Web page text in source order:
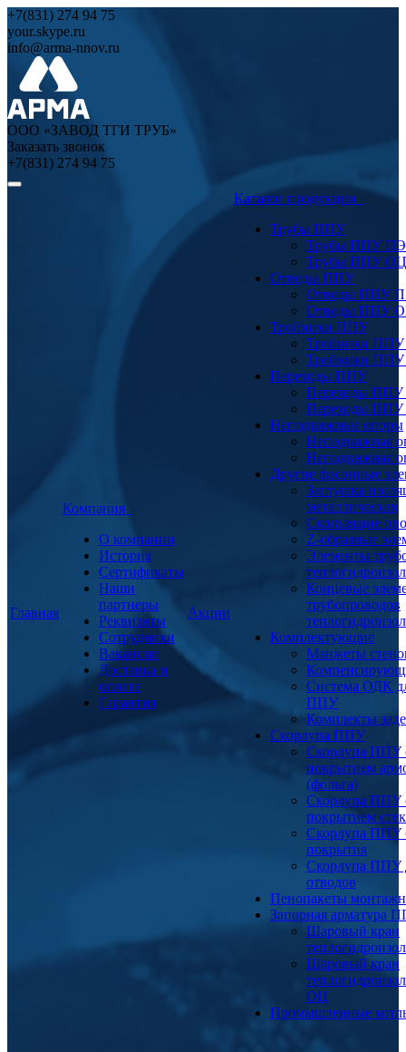
+7(831) 274 94 75
your.skype.ru
info@arma-nnov.ru
ООО «ЗАВОД ТГИ ТРУБ»
Заказать звонок
+7(831) 274 94 75
Главная
Компания
О компании
История
Сертификаты
Наши
партнеры
Реквизиты
Сотрудники
Вакансии
Доставка и
оплата
Гарантия
Акции
Каталог продукции
Трубы ППУ
Трубы ППУ ПЭ
Трубы ППУ ОЦ
Отводы ППУ
Отводы ППУ
Отводы ППУ
Тройники ППУ
Тройники
Тройники
Переходы ППУ
Переходы
Переходы
Неподвижные опоры
Неподвижная
Неподвижная
Другие фасонные
Заглушка
металлическая
Скользящие
Z-образные
Элементы
Концевые
трубопроводов
Комплектующие
Манжеты
Система ОДК
ППУ
Комплекты
Скорлупа ППУ
Скорлупа ППУ
покрытием
(фольга)
Скорлупа ППУ
покрытием
Скорлупа ППУ
покрытия
Скорлупа ППУ
отводов
Пенопакеты
Запорная арматура
Шаровый кран
Шаровый кран
ОЦ
Промышленные